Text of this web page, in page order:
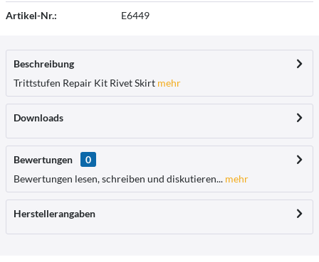
Artikel-Nr.: E6449
Beschreibung
Trittstufen Repair Kit Rivet Skirt mehr
Downloads
Bewertungen
0
Bewertungen lesen, schreiben und diskutieren... mehr
Herstellerangaben